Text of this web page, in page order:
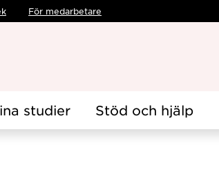
För medarbetare
studier Stöd och hjälp